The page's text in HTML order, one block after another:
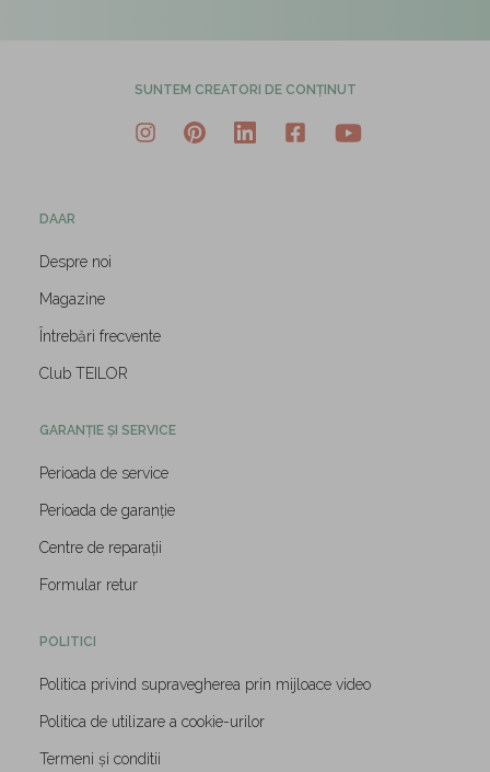
SUNTEM CREATORI DE CONȚINUT
DAAR
Despre noi
Magazine
Întrebări frecvente
Club TEILOR
GARANȚIE ȘI SERVICE
Perioada de service
Perioada de garanție
Centre de reparații
Formular retur
POLITICI
Politica privind supravegherea prin mijloace video
Politica de utilizare a cookie-urilor
Termeni și conditii